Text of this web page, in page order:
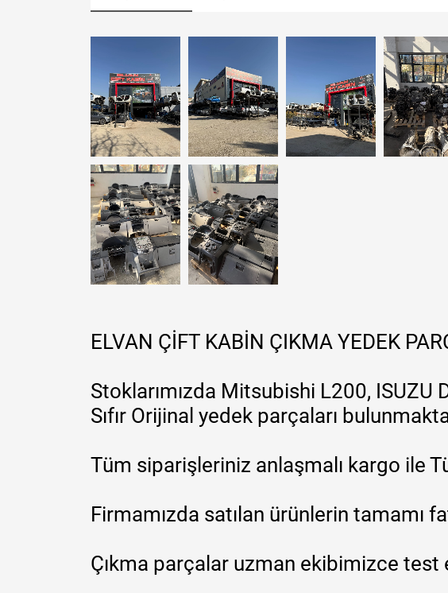
ELVAN ÇİFT KABİN ÇIKMA YEDEK
Stoklarımızda Mitsubishi L200, ISUZU
Sıfır Orijinal yedek parçaları
Tüm siparişleriniz anlaşmalı kargo ile
Firmamızda satılan ürünlerin tamamı
Çıkma parçalar uzman ekibimizce test